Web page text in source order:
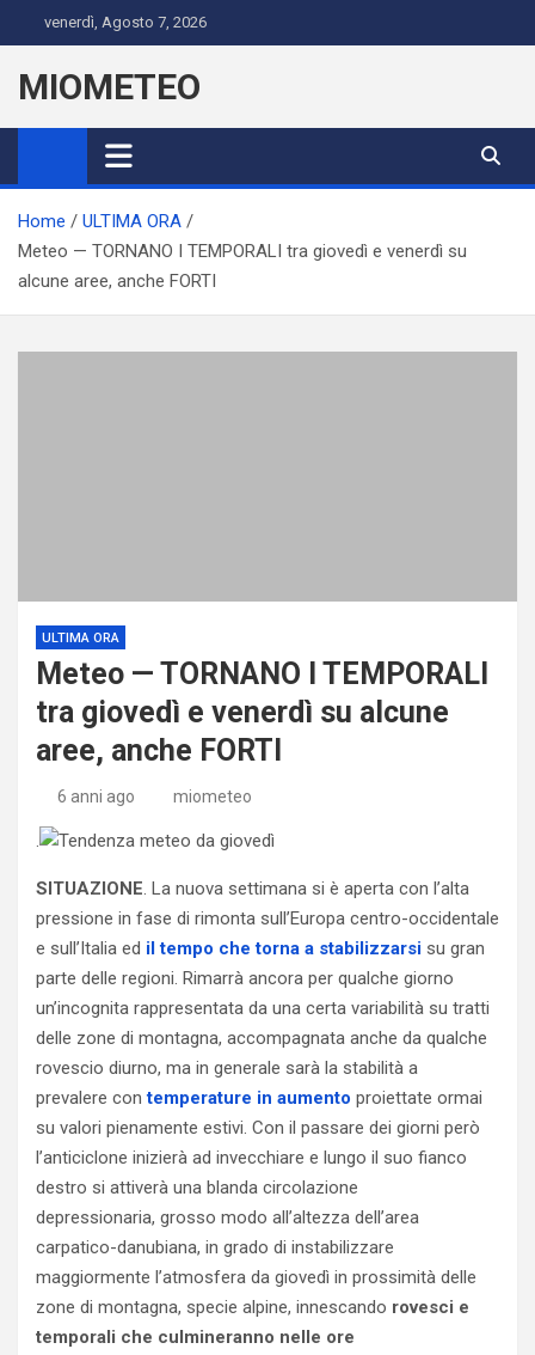
to
content
venerdì, Agosto 7, 2026
MIOMETEO
Home
ULTIMA ORA
Meteo — TORNANO I TEMPORALI tra giovedì e venerdì su
alcune aree, anche FORTI
ULTIMA ORA
Meteo — TORNANO I TEMPORALI
tra giovedì e venerdì su alcune
aree, anche FORTI
6 anni ago miometeo
.
SITUAZIONE. La nuova settimana si è aperta con l’alta
pressione in fase di rimonta sull’Europa centro-occidentale
e sull’Italia ed il tempo che torna a stabilizzarsi su gran
parte delle regioni. Rimarrà ancora per qualche giorno
un’incognita rappresentata da una certa variabilità su tratti
delle zone di montagna, accompagnata anche da qualche
rovescio diurno, ma in generale sarà la stabilità a
prevalere con temperature in aumento proiettate ormai
su valori pienamente estivi. Con il passare dei giorni però
l’anticiclone inizierà ad invecchiare e lungo il suo fianco
destro si attiverà una blanda circolazione
depressionaria, grosso modo all’altezza dell’area
carpatico-danubiana, in grado di instabilizzare
maggiormente l’atmosfera da giovedì in prossimità delle
zone di montagna, specie alpine, innescando rovesci e
temporali che culmineranno nelle ore